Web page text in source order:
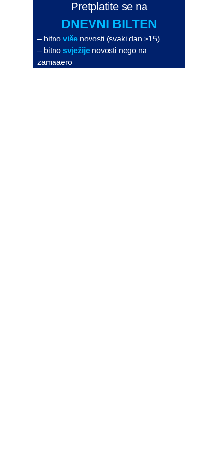
Pretplatite se na
DNEVNI BILTEN
– bitnoviše novosti (svaki dan >15)
– bitnosvježije novosti nego na
zamaaero